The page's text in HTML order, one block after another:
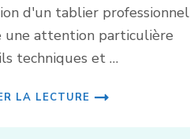
d'un tablier professionnel
une attention particulière
techniques et …
LA LECTURE